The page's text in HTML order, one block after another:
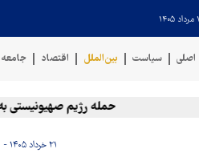
سیاست بین‌الملل اقتصاد جامعه
حمله رژیم صهیونیستی به
۲۱ خرداد ۱۴۰۵ - ۱۶:۳۰